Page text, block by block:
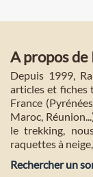
A propos de
Depuis 1999,
articles et fiches
France
Maroc,
le trekking,
raquettes à
Rechercher un